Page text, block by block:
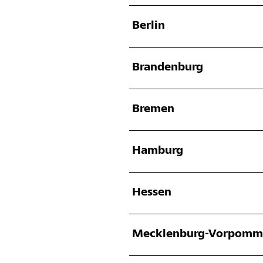
Berlin
Brandenburg
Bremen
Hamburg
Hessen
Mecklenburg-